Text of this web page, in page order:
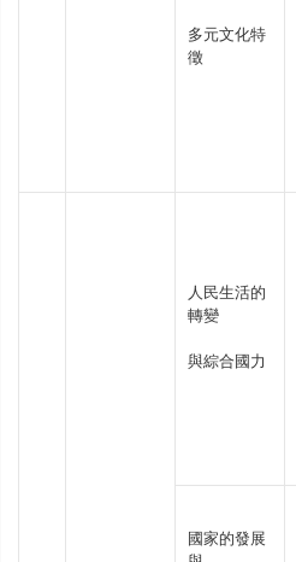
多元文化特
徵
人民生活的
轉變
與綜合國力
國家的發展